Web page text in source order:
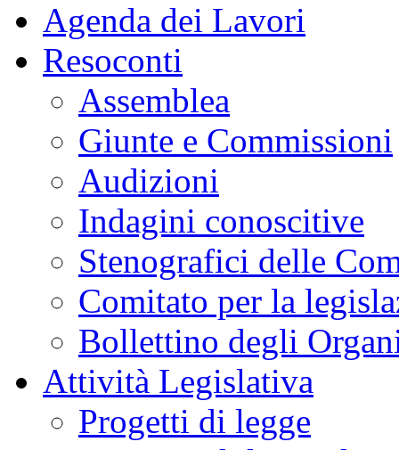
Agenda dei Lavori
Resoconti
Assemblea
Giunte e Commissioni
Audizioni
Indagini conoscitive
Stenografici delle
Comitato per la
Bollettino degli
Attività Legislativa
Progetti di legge